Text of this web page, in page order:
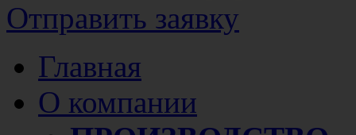
Отправить заявку
Главная
О компании